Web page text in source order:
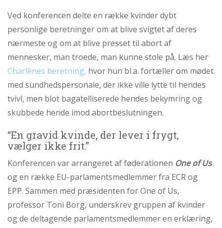
2.6:
Unge
mod
abort
2.7:
Pro
internationalt
2.8:
Nyhedsbrev
3.0:
Nyheder
Webshop
Næste
indlæg:
ønskede
ikke
en
Ved konferencen delte en række kvinder dybt
personlige beretninger om at blive svigtet af deres
nærmeste og om at blive presset til abort af
mennesker, man troede, man kunne stole på. Læs her
Charlènes beretning, hvor hun bl.a. fortæller om mødet
med sundhedspersonale, der ikke ville lytte til hendes
tvivl, men blot bagatelliserede hendes bekymring og
skubbede hende imod abortbeslutningen.
“En gravid kvinde, der lever i frygt,
vælger ikke frit.”
Konferencen var arrangeret af føderationen One of Us
og en række EU-parlamentsmedlemmer fra ECR og
EPP. Sammen med præsidenten for One of Us,
professor Toni Borg, underskrev gruppen af kvinder
og de deltagende parlamentsmedlemmer en erklæring,